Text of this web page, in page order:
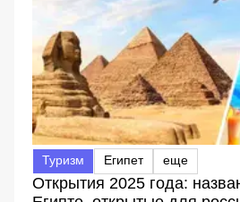
Туризм Египет еще
Открытия 2025 года: